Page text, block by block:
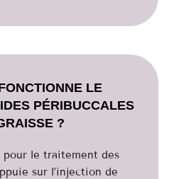
LE
PÉRIBUCCALES
?
pour le traitement des
sur l’injection de